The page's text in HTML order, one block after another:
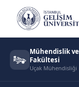
Mühendislik
Fakültesi
Uçak Mühendisliği